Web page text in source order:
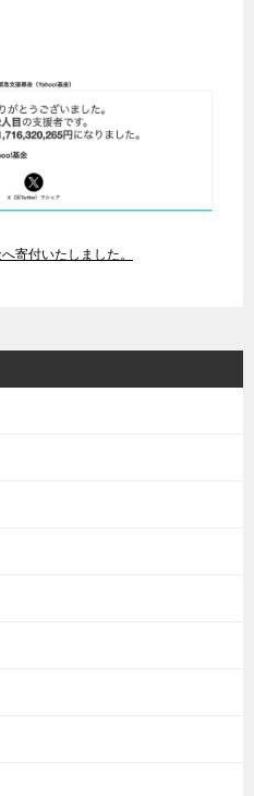
寄付いたしました。